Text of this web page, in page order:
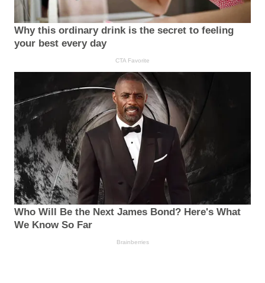
Why this ordinary drink is the secret to feeling
your best every day
CTA Favorite
Who Will Be the Next James Bond? Here's What
We Know So Far
Brainberries